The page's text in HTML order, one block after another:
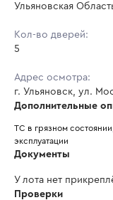
Ульяновская
Кол-во дверей:
5
Адрес осмотра:
г. Ульяновск, ул.
Дополнительные
ТС в грязном
эксплуатации
Документы
У лота нет
Проверки